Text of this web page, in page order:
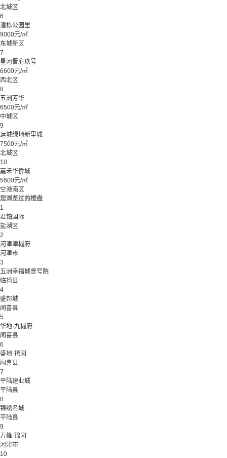
北城区
6
湟栋公园里
9000元/㎡
东城新区
7
星河晋府玖号
6600元/㎡
西北区
8
五洲芳华
6500元/㎡
中城区
9
运城绿地新里城
7500元/㎡
北城区
10
嘉禾华侨城
5600元/㎡
空港南区
您浏览过的楼盘
1
君铂国际
盐湖区
2
河津津樾府
河津市
3
五洲幸福城壹号院
临猗县
4
盛邦城
闻喜县
5
华地·九樾府
闻喜县
6
盛地·禧园
闻喜县
7
平陆建业城
平陆县
8
锦绣名城
平陆县
9
万峰·锦园
河津市
10